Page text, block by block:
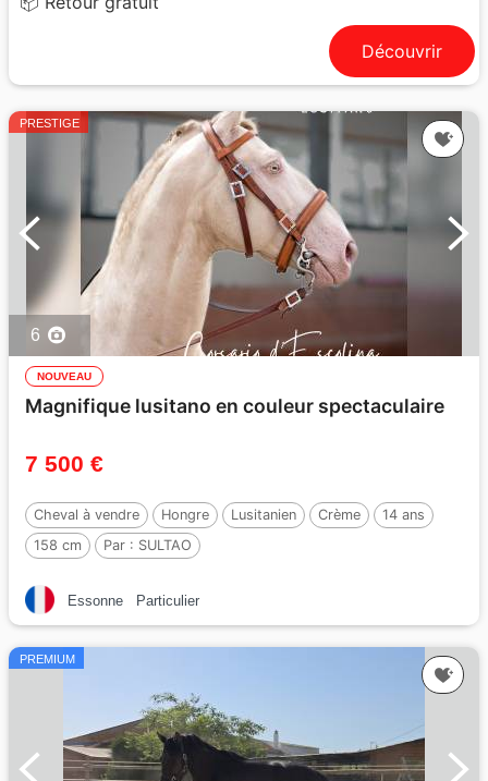
Découvrir
PRESTIGE
6
NOUVEAU
Magnifique lusitano en couleur spectaculaire
7 500 €
Cheval à vendre Hongre Lusitanien Crème
14 ans
158 cm
Par : SULTAO
Essonne Particulier
PREMIUM